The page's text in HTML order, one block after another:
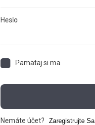
Heslo
Pamätaj si ma
Nemáte účet? Zaregistrujte Sa